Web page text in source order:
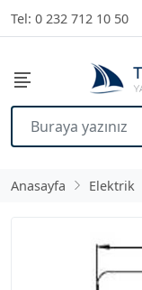
Tel: 0 232 712 10 50
Anasayfa Elektrik